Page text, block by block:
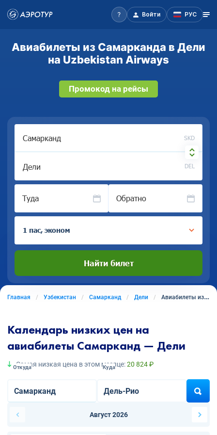
Войти РУС
Авиабилеты из Самарканда в Дели
на Uzbekistan Airways
Промокод на рейсы
SKD
DEL
Туда Обратно
1 пас, эконом
Найти билет
Главная Узбекистан Самарканд Дели Авиабилеты из Самарканда в Дели
Календарь низких цен на
авиабилеты Самарканд — Дели
Самая низкая цена в этом месяце:20 824 ₽
Откуда Куда
Август 2026